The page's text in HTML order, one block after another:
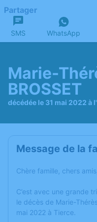
Partager
SMS WhatsApp
Marie-
BROSSET
décédée le 31 mai 2022 à
Message de la
Chère famille, chers amis,
C’est avec une grande
le décès de Marie-
mai 2022 à Tierce.